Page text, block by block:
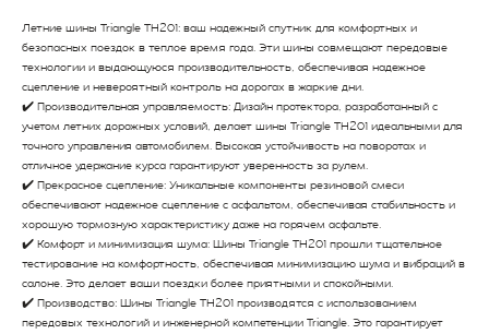
Летние шины Triangle TH201: ваш надежный спутник для комфортных и
безопасных поездок в теплое время года. Эти шины совмещают передовые
технологии и выдающуюся производительность, обеспечивая надежное
сцепление и невероятный контроль на дорогах в жаркие дни.
✔️ Производительная управляемость: Дизайн протектора, разработанный с
учетом летних дорожных условий, делает шины Triangle TH201 идеальными для
точного управления автомобилем. Высокая устойчивость на поворотах и
отличное удержание курса гарантируют уверенность за рулем.
✔️ Прекрасное сцепление: Уникальные компоненты резиновой смеси
обеспечивают надежное сцепление с асфальтом, обеспечивая стабильность и
хорошую тормозную характеристику даже на горячем асфальте.
✔️ Комфорт и минимизация шума: Шины Triangle TH201 прошли тщательное
тестирование на комфортность, обеспечивая минимизацию шума и вибраций в
салоне. Это делает ваши поездки более приятными и спокойными.
✔️ Производство: Шины Triangle TH201 производятся с использованием
передовых технологий и инженерной компетенции Triangle. Это гарантирует